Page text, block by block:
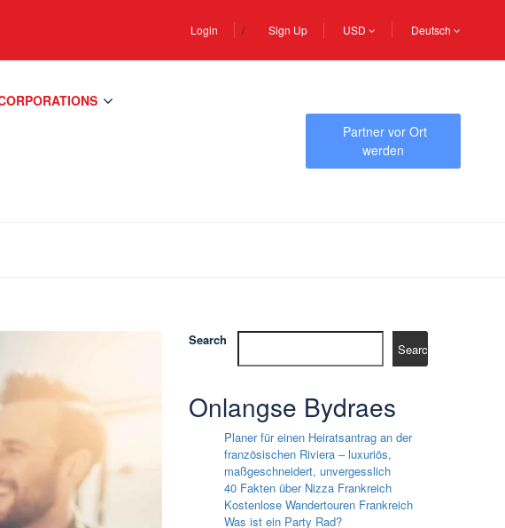
Login Sign Up USD Deutsch
Partner vor Ort
werden
Search
Search
Onlangse Bydraes
Planer für einen Heiratsantrag an der
französischen Riviera – luxuriös,
maßgeschneidert, unvergesslich
40 Fakten über Nizza Frankreich
Kostenlose Wandertouren Frankreich
Was ist ein Party Rad?